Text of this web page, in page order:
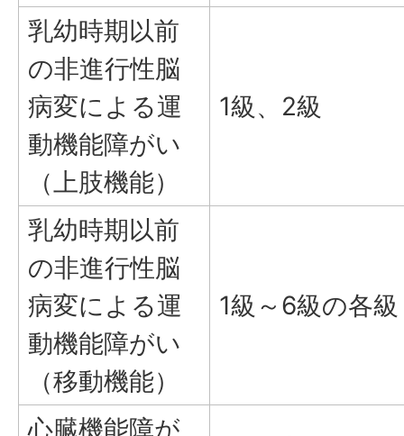
乳幼時期以前
の非進行性脳
病変による運
動機能障がい
（上肢機能）
1級、2級
乳幼時期以前
の非進行性脳
病変による運
動機能障がい
（移動機能）
1級～6級の各級
心臓機能障が